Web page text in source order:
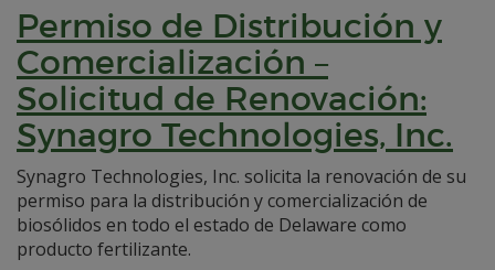
Permiso de Distribución y
Comercialización –
Solicitud de Renovación:
Synagro Technologies, Inc.
Synagro Technologies, Inc. solicita la renovación de su
permiso para la distribución y comercialización de
biosólidos en todo el estado de Delaware como
producto fertilizante.